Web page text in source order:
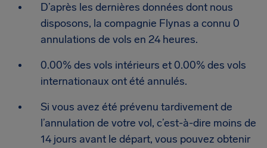
D’après les dernières données dont nous
disposons, la compagnie Flynas a connu 0
annulations de vols en 24 heures.
0.00% des vols intérieurs et 0.00% des vols
internationaux ont été annulés.
Si vous avez été prévenu tardivement de
l’annulation de votre vol, c’est-à-dire moins de
14 jours avant le départ, vous pouvez obtenir